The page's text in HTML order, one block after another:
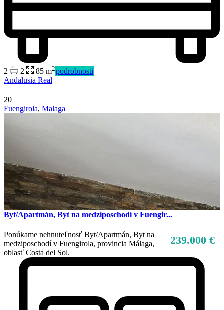
2 2 85 m2podrobnosti
Andalusia Real
20
Fuengirola, Malaga
Byt/Apartmán, Byt na medziposchodí v Fuengir...
239.000 €
Ponúkame nehnuteľnosť Byt/Apartmán, Byt na
medziposchodí v Fuengirola, provincia Málaga,
oblasť Costa del Sol.